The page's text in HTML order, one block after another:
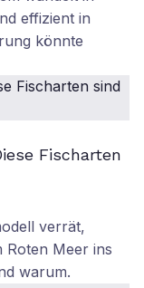
effizient in
könnte
Fischarten
verrät,
Roten Meer ins
warum.